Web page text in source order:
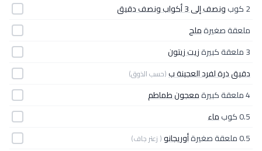
2 كوب
ونصف إلى 3 أكواب ونصف دقيق
ملعقة صغيرةملح
3 ملعقة كبيرة
زيت زيتون
دقيق ذرة لفرد العجينة ب(حسب الذوق)
4 ملعقة كبيرة
معجون طماطم
0.5 كوب
ماء
0.5 ملعقة صغيرة
أوريجانو( زعتر جاف)